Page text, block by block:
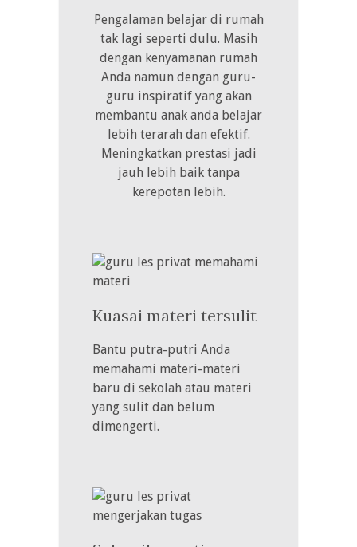
Pengalaman belajar di rumah
tak lagi seperti dulu. Masih
dengan kenyamanan rumah
Anda namun dengan guru-
guru inspiratif yang akan
membantu anak anda belajar
lebih terarah dan efektif.
Meningkatkan prestasi jadi
jauh lebih baik tanpa
kerepotan lebih.
Kuasai materi tersulit
Bantu putra-putri Anda
memahami materi-materi
baru di sekolah atau materi
yang sulit dan belum
dimengerti.